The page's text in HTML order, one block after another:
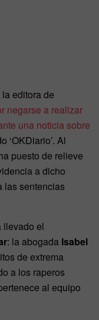
editora de
negarse a realizar
una noticia sobre
‘OKDiario’. Al
puesto de relieve
a dicho
las sentencias
llevado el
: la abogada Isabel
de extrema
a los raperos
al equipo